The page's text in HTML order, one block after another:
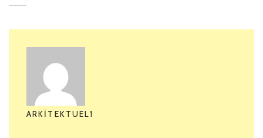
ARKITEKTUEL1